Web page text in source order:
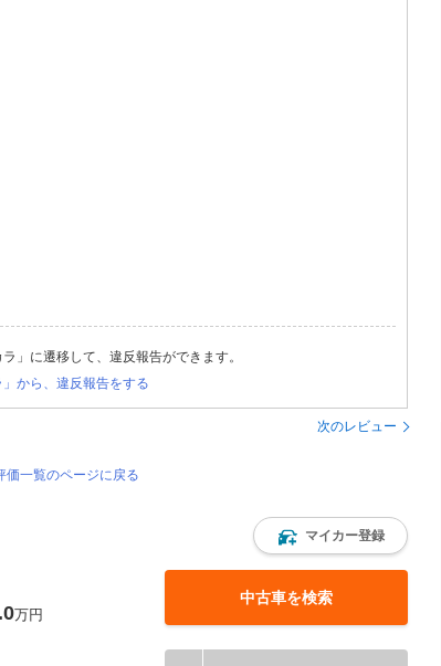
」に遷移して、違反報告ができます。
」から、違反報告をする
次のレビュー
価一覧のページに戻る
マイカー登録
.0万円
中古車を検索